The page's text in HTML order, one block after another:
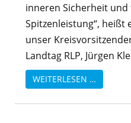
inneren Sicherheit
Spitzenleistung“, heißt
unser
Landtag RLP, Jürgen
WEITERLESEN …